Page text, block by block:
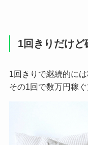
1回きりだけ
1回きりで継続的には
その1回で数万円稼ぐ